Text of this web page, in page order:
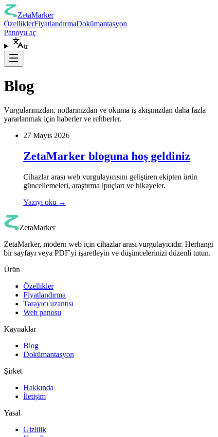
ZetaMarker
ÖzelliklerFiyatlandırmaDokümantasyon
Panoyu aç
tr
Blog
Vurgularınızdan, notlarınızdan ve okuma iş akışınızdan daha fazla
yararlanmak için haberler ve rehberler.
27 Mayıs 2026
ZetaMarker bloguna hoş geldiniz
Cihazlar arası web vurgulayıcısını geliştiren ekipten ürün
güncellemeleri, araştırma ipuçları ve hikayeler.
Yazıyı oku →
ZetaMarker
ZetaMarker, modern web için cihazlar arası vurgulayıcıdır. Herhangi
bir sayfayı veya PDF'yi işaretleyin ve düşüncelerinizi düzenli tutun.
Ürün
Özellikler
Fiyatlandırma
Tarayıcı uzantısı
Web panosu
Kaynaklar
Blog
Dokümantasyon
Şirket
Hakkında
İletişim
Yasal
Gizlilik